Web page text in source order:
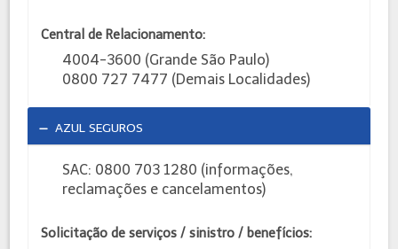
Central de Relacionamento:
4004-3600 (Grande São Paulo)
0800 727 7477 (Demais Localidades)
AZUL SEGUROS
SAC: 0800 703 1280 (informações,
reclamações e cancelamentos)
Solicitação de serviços / sinistro / benefícios: